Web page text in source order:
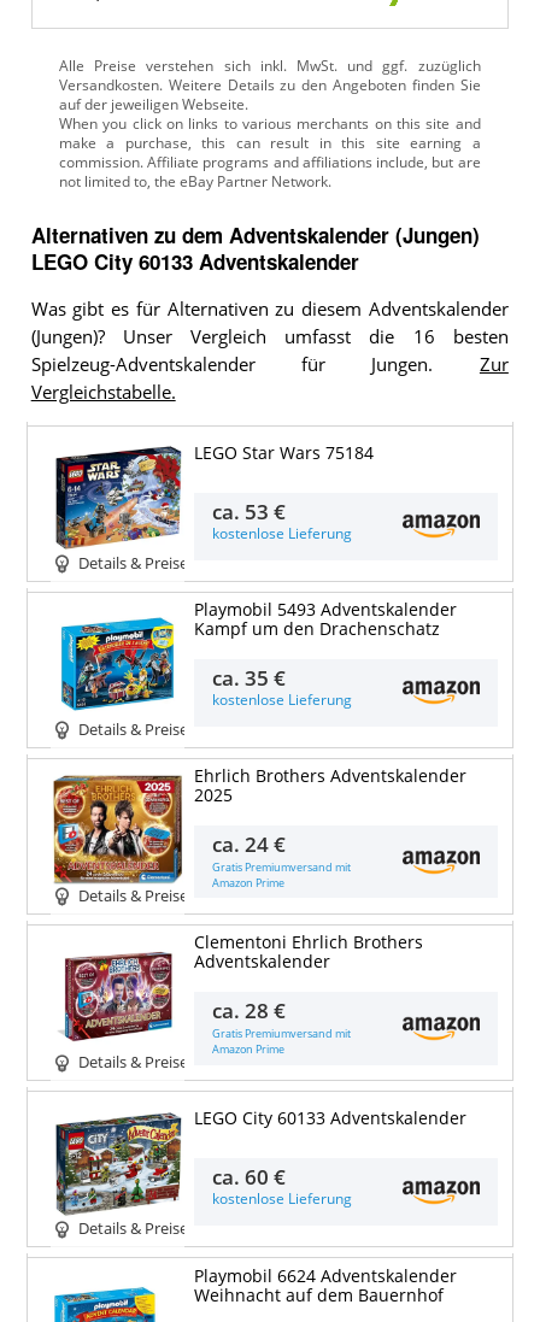
Alle Preise verstehen sich inkl. MwSt. und ggf. zuzüglich
Versandkosten. Weitere Details zu den Angeboten finden Sie
auf der jeweiligen Webseite.
Alternativen zu dem Adventskalender (Jungen)
LEGO City 60133 Adventskalender
Was gibt es für Alternativen zu diesem Adventskalender
(Jungen)? Unser Vergleich umfasst die 16 besten
Spielzeug-Adventskalender für Jungen. Zur
Vergleichstabelle.
Details & Preise
LEGO Star Wars 75184
ca. 53 €
kostenlose Lieferung
Details & Preise
Playmobil 5493 Adventskalender
Kampf um den Drachenschatz
ca.35 €
kostenlose Lieferung
Details & Preise
Ehrlich Brothers Adventskalender
2025
ca.24 €
Gratis Premiumversand mit
Amazon Prime
Details & Preise
Clementoni Ehrlich Brothers
Adventskalender
ca.28 €
Gratis Premiumversand mit
Amazon Prime
Details & Preise
LEGO City 60133 Adventskalender
ca.60 €
kostenlose Lieferung
Playmobil 6624 Adventskalender
Weihnacht auf dem Bauernhof